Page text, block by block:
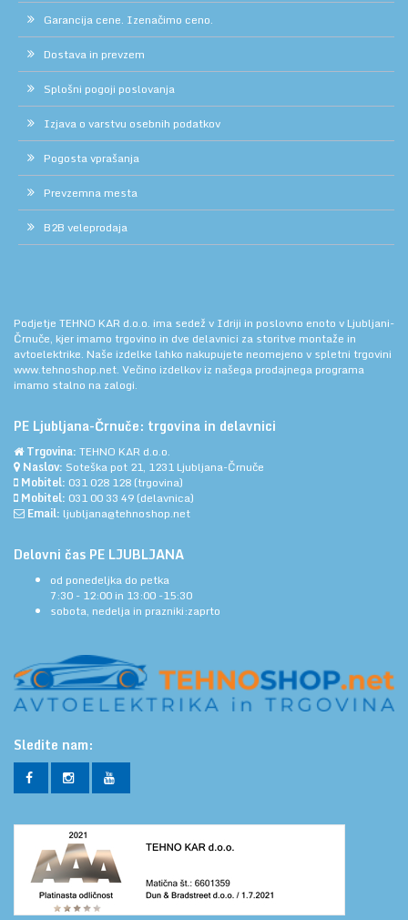
Garancija cene. Izenačimo ceno.
Dostava in prevzem
Splošni pogoji poslovanja
Izjava o varstvu osebnih podatkov
Pogosta vprašanja
Prevzemna mesta
B2B veleprodaja
Podjetje TEHNO KAR d.o.o. ima sedež v Idriji in poslovno enoto v Ljubljani-
Črnuče, kjer imamo trgovino in dve delavnici za storitve montaže in
avtoelektrike. Naše izdelke lahko nakupujete neomejeno v spletni trgovini
www.tehnoshop.net. Večino izdelkov iz našega prodajnega programa
imamo stalno na zalogi.
PE Ljubljana-Črnuče: trgovina in delavnici
Trgovina: TEHNO KAR d.o.o.
Naslov: Soteška pot 21, 1231 Ljubljana-Črnuče
Mobitel: 031 028 128 (trgovina)
Mobitel: 031 00 33 49 (delavnica)
Email: ljubljana@tehnoshop.net
Delovni čas PE LJUBLJANA
od ponedeljka do petka
7:30 - 12:00 in 13:00 -15:30
sobota, nedelja in prazniki:zaprto
Sledite nam: